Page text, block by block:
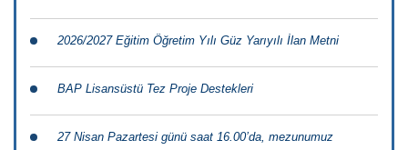
2026/2027 Eğitim Öğretim Yılı Güz Yarıyılı İlan Metni
BAP Lisansüstü Tez Proje Destekleri
27 Nisan Pazartesi günü saat 16.00’da, mezunumuz